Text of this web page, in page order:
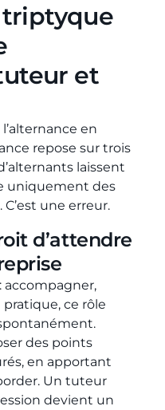
et
en
repose sur trois
laissent
uniquement des
une erreur.
d’attendre
accompagner,
ce rôle
des points
en apportant
Un tuteur
devient un